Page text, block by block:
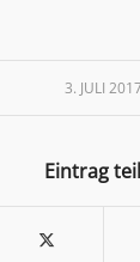
3. JULI
Eintrag